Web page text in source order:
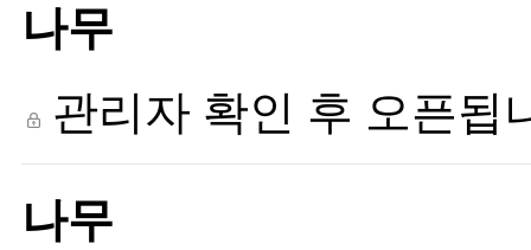
나무
관리자 확인 후 오픈됩
나무